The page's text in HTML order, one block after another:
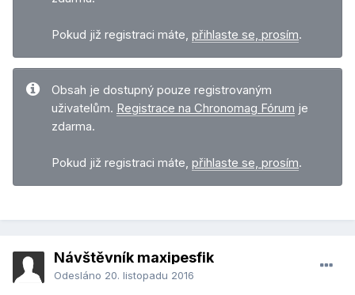
Pokud již registraci máte, přihlaste se, prosím.
Obsah je dostupný pouze registrovaným
uživatelům. Registrace na Chronomag Fórum je
zdarma.
Pokud již registraci máte, přihlaste se, prosím.
Návštěvník maxipesfik
Odesláno 20. listopadu 2016